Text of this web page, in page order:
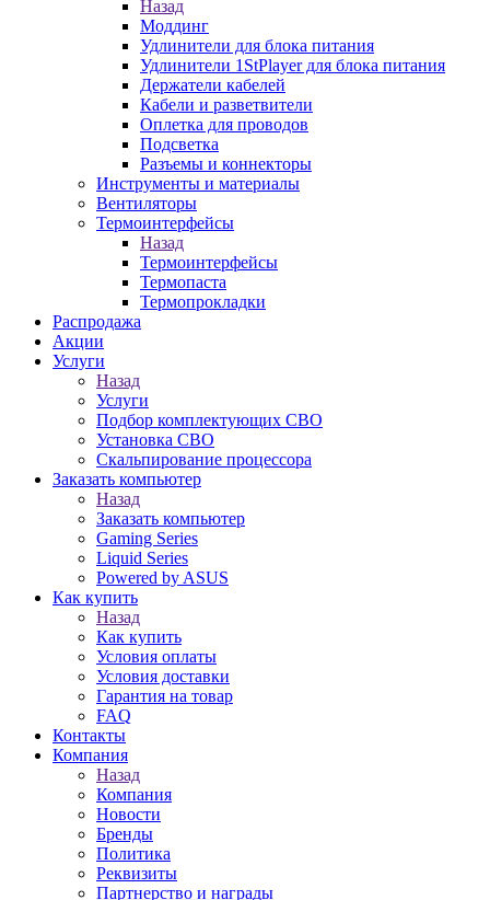
Назад
Моддинг
Удлинители для блока питания
Удлинители 1StPlayer для блока питания
Держатели кабелей
Кабели и разветвители
Оплетка для проводов
Подсветка
Разъемы и коннекторы
Инструменты и материалы
Вентиляторы
Термоинтерфейсы
Назад
Термоинтерфейсы
Термопаста
Термопрокладки
Распродажа
Акции
Услуги
Назад
Услуги
Подбор комплектующих СВО
Установка СВО
Скальпирование процессора
Заказать компьютер
Назад
Заказать компьютер
Gaming Series
Liquid Series
Powered by ASUS
Как купить
Назад
Как купить
Условия оплаты
Условия доставки
Гарантия на товар
FAQ
Контакты
Компания
Назад
Компания
Новости
Бренды
Политика
Реквизиты
Партнерство и награды